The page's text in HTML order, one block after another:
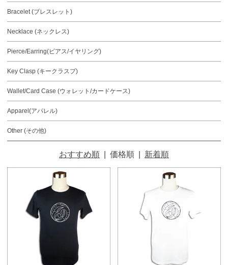
Bracelet (ブレスレット)
Necklace (ネックレス)
Pierce/Earring(ピアス/イヤリング)
Key Clasp (キークラスプ)
Wallet/Card Case (ウォレット/カードケース)
Apparel(アパレル)
Other (その他)
おすすめ順 価格順 新着順